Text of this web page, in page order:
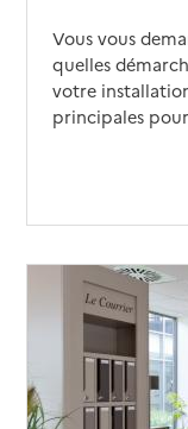
Vous vous
quelles
votre
principales